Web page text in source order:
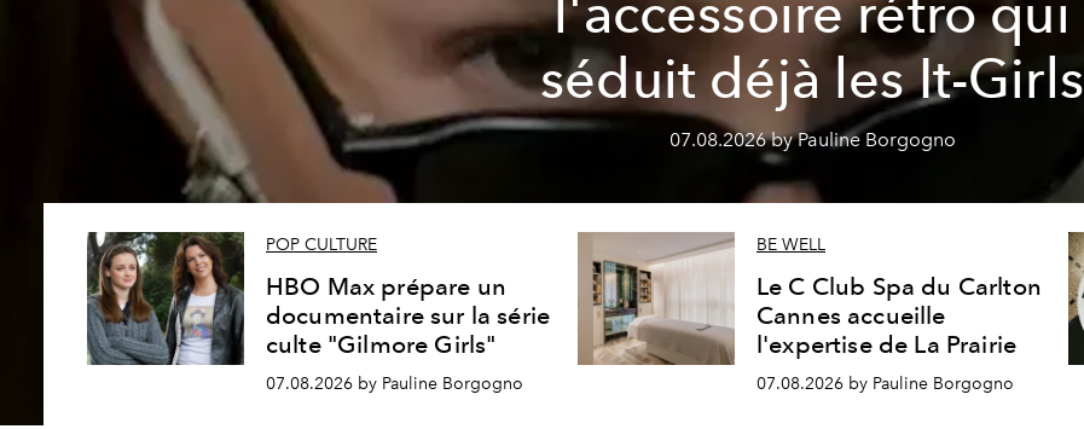
l'accessoire rétro qui
séduit déjà les It-Girls
07.08.2026 by Pauline Borgogno
POP CULTURE
HBO Max prépare un
documentaire sur la série
culte "Gilmore Girls"
07.08.2026 by Pauline Borgogno
BE WELL
Le C Club Spa du Carlton
Cannes accueille
l'expertise de La Prairie
07.08.2026 by Pauline Borgogno